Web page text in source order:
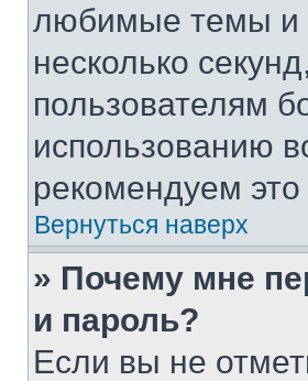
любимые темы и
несколько
пользователям
использованию
рекомендуем это
Вернуться наверх
» Почему мне
и пароль?
Если вы не